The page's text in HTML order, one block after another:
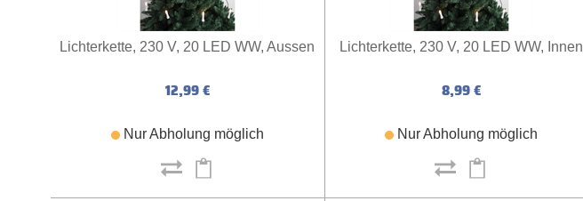
Lichterkette, 230 V, 20 LED WW, Aussen
12,99 €
Nur Abholung möglich
Lichterkette, 230 V, 20 LED WW, Innen
8,99 €
Nur Abholung möglich